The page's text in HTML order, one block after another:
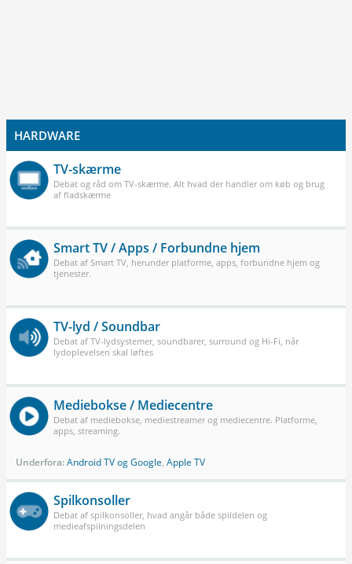
HARDWARE
TV-skærme
Debat og råd om TV-skærme. Alt hvad der handler om køb og brug
af fladskærme
Smart TV / Apps / Forbundne hjem
Debat af Smart TV, herunder platforme, apps, forbundne hjem og
tjenester.
TV-lyd / Soundbar
Debat af TV-lydsystemer, soundbarer, surround og Hi-Fi, når
lydoplevelsen skal løftes
Mediebokse / Mediecentre
Debat af mediebokse, mediestreamer og mediecentre. Platforme,
apps, streaming.
Underfora:Android TV og Google, Apple TV
Spilkonsoller
Debat af spilkonsoller, hvad angår både spildelen og
medieafspilningsdelen